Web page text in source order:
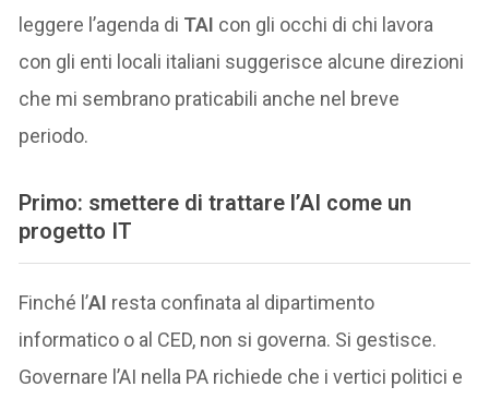
leggere l’agenda di TAI con gli occhi di chi lavora
con gli enti locali italiani suggerisce alcune direzioni
che mi sembrano praticabili anche nel breve
periodo.
Primo: smettere di trattare l’AI come un
progetto IT
Finché l’AI resta confinata al dipartimento
informatico o al CED, non si governa. Si gestisce.
Governare l’AI nella PA richiede che i vertici politici e